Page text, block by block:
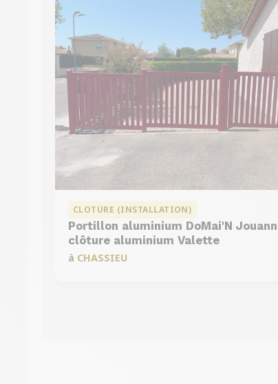
CLOTURE (INSTALLATION)
Portillon aluminium DoMai'N
clôture aluminium Valette
à CHASSIEU